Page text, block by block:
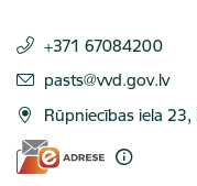
+371 67084200
E-pasts:
pasts@vvd.gov.lv
Rūpniecības iela 23,